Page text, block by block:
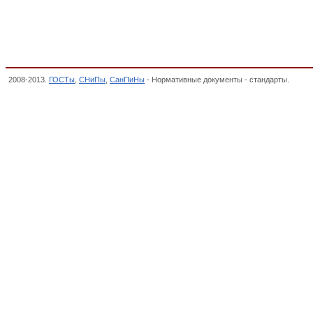
2008-2013. ГОСТы СНиПы СанПиНы - Нормативные документы - стандарты.